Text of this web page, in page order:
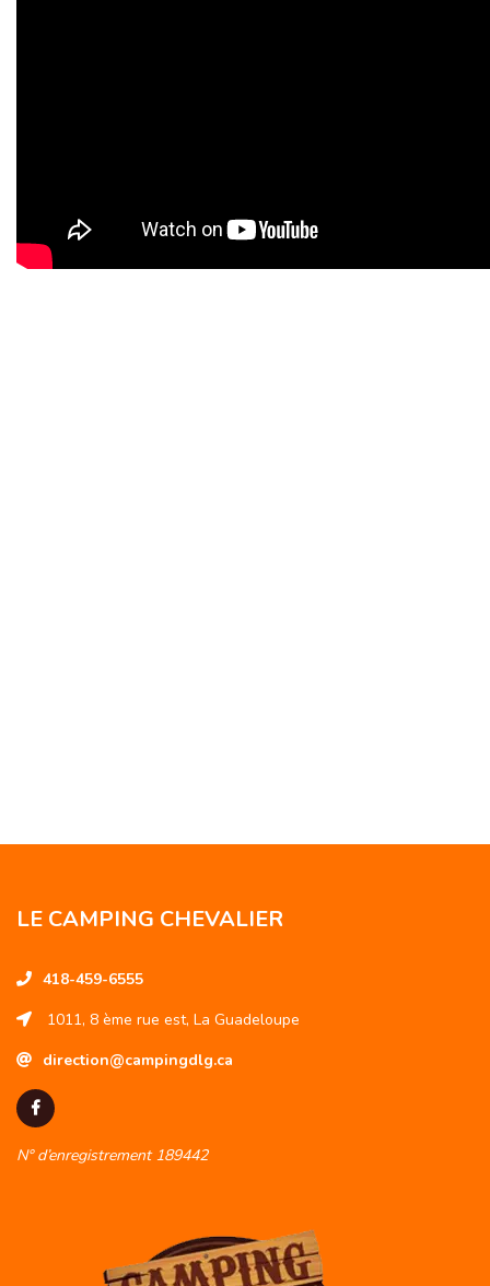
LE CAMPING CHEVALIER
418-459-6555
1011, 8 ème rue est, La Guadeloupe
direction@campingdlg.ca
N° d’enregistrement 189442